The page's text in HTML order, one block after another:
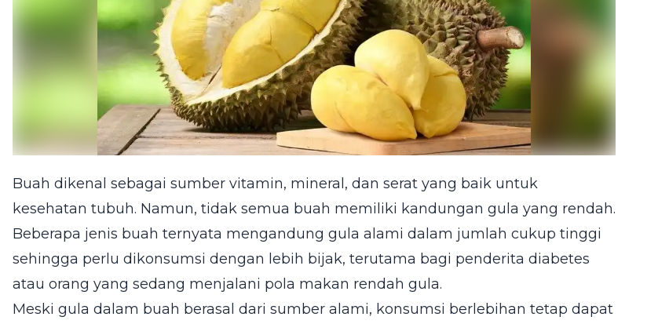
Buah dikenal sebagai sumber vitamin, mineral, dan serat yang baik untuk
kesehatan tubuh. Namun, tidak semua buah memiliki kandungan gula yang rendah.
Beberapa jenis buah ternyata mengandung gula alami dalam jumlah cukup tinggi
sehingga perlu dikonsumsi dengan lebih bijak, terutama bagi penderita diabetes
atau orang yang sedang menjalani pola makan rendah gula.
Meski gula dalam buah berasal dari sumber alami, konsumsi berlebihan tetap dapat